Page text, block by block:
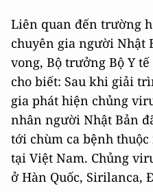
Liên quan đến trường
chuyên gia người Nhật
vong, Bộ trưởng Bộ Y
cho biết: Sau khi giải
gia phát hiện chủng
nhân người Nhật Bản
tới chùm ca bệnh
tại Việt Nam. Chủng
ở Hàn Quốc, Sirilanca,